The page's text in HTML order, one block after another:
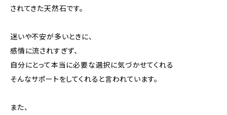
されてきた天然石です。
迷いや不安が多いときに、
感情に流されすぎず、
自分にとって本当に必要な選択に気づかせてくれる
そんなサポートをしてくれると言われています。
また、